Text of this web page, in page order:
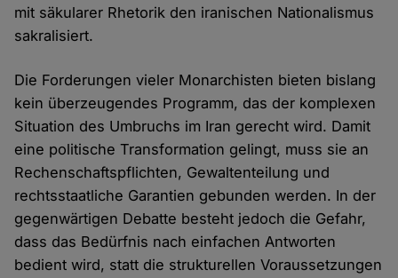
mit säkularer Rhetorik den iranischen Nationalismus
sakralisiert.
Die Forderungen vieler Monarchisten bieten bislang
kein überzeugendes Programm, das der komplexen
Situation des Umbruchs im Iran gerecht wird. Damit
eine politische Transformation gelingt, muss sie an
Rechenschaftspflichten, Gewaltenteilung und
rechtsstaatliche Garantien gebunden werden. In der
gegenwärtigen Debatte besteht jedoch die Gefahr,
dass das Bedürfnis nach einfachen Antworten
bedient wird, statt die strukturellen Voraussetzungen